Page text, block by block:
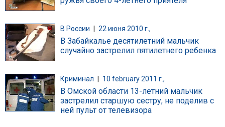
В России 22 июня 2010 г.,
В Забайкалье десятилетний мальчик
случайно застрелил пятилетнего ребенка
Криминал 10 february 2011 г.,
В Омской области 13-летний мальчик
застрелил старшую сестру, не поделив с
ней пульт от телевизора